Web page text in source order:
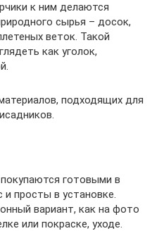
к ним делаются
сырья – досок,
веток. Такой
как уголок,
подходящих для
готовыми в
и просты в установке.
вариант, как на фото
или покраске, уходе.